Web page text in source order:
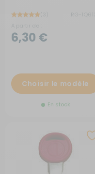
6,30 €
Choisir le modèle
En stock